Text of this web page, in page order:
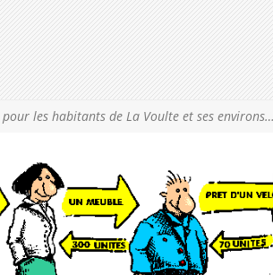
pour les habitants de La Voulte et ses environs…